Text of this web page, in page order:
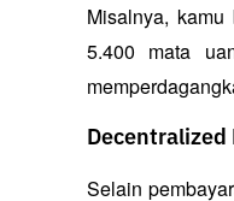
Misalnya,
5.400 mata
Decentralized
Selain